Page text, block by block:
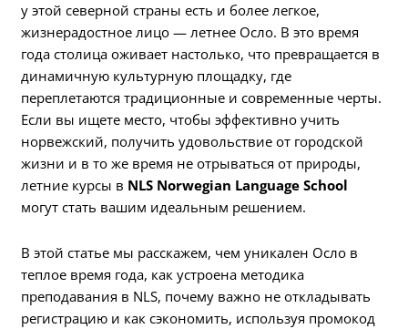
у этой северной страны есть и более легкое,
жизнерадостное лицо — летнее Осло. В это время
года столица оживает настолько, что превращается в
динамичную культурную площадку, где
переплетаются традиционные и современные черты.
Если вы ищете место, чтобы эффективно учить
норвежский, получить удовольствие от городской
жизни и в то же время не отрываться от природы,
летние курсы в NLS Norwegian Language School
могут стать вашим идеальным решением.
В этой статье мы расскажем, чем уникален Осло в
теплое время года, как устроена методика
преподавания в NLS, почему важно не откладывать
регистрацию и как сэкономить, используя промокод